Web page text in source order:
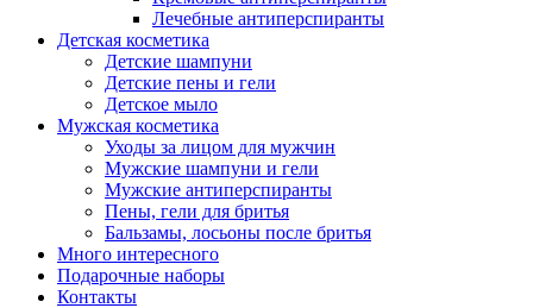
Лечебные антиперспиранты
Детская косметика
Детские шампуни
Детские пены и гели
Детское мыло
Мужская косметика
Уходы за лицом для мужчин
Мужские шампуни и гели
Мужские антиперспиранты
Пены, гели для бритья
Бальзамы, лосьоны после бритья
Много интересного
Подарочные наборы
Контакты